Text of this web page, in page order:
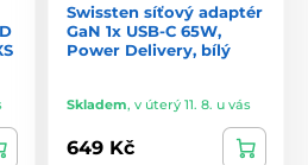
Swissten síťový adaptér
GaN 1x USB-C 65W,
Power Delivery, bílý
Skladem, v úterý 11. 8. u vás
649 Kč